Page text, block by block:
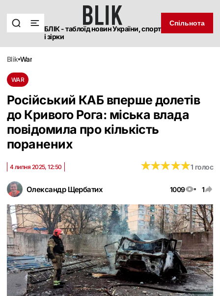
БЛІК - таблоїд новин України, спорт
і зірки
Спільнота
blik war
WAR
Російський КАБ вперше долетів
до Кривого Рога: міська влада
повідомила про кількість
поранених
Олександр Щербатих 1009 1
4 липня 2025, 12:50 ★★★★★
★★★★★1 голос